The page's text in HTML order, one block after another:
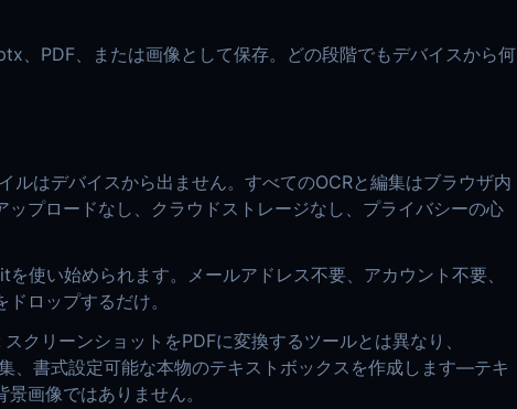
、PDF、または画像として保存。どの段階でもデバイスから何
ルはデバイスから出ません。すべてのOCRと編集はブラウザ内
プロードなし、クラウドストレージなし、プライバシーの心
使い始められます。メールアドレス不要、アカウント不要、
ロップするだけ。
スクリーンショットをPDFに変換するツールとは異なり、
、書式設定可能な本物のテキストボックスを作成します—テキ
画像ではありません。